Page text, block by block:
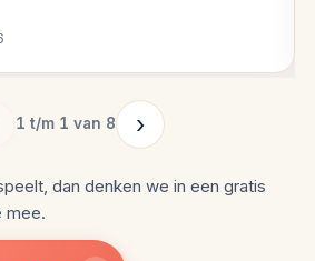
1 t/m 1 van 8 ›
dan denken we in een gratis
mee.